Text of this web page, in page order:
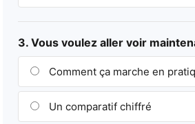
3. Vous voulez aller voir
Comment ça marche en
Un comparatif chiffré